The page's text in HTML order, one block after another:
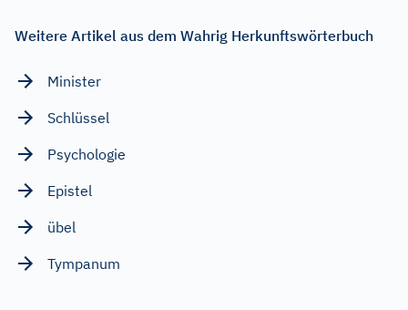
Weitere Artikel aus dem Wahrig Herkunftswörterbuch
Minister
Schlüssel
Psychologie
Epistel
übel
Tympanum